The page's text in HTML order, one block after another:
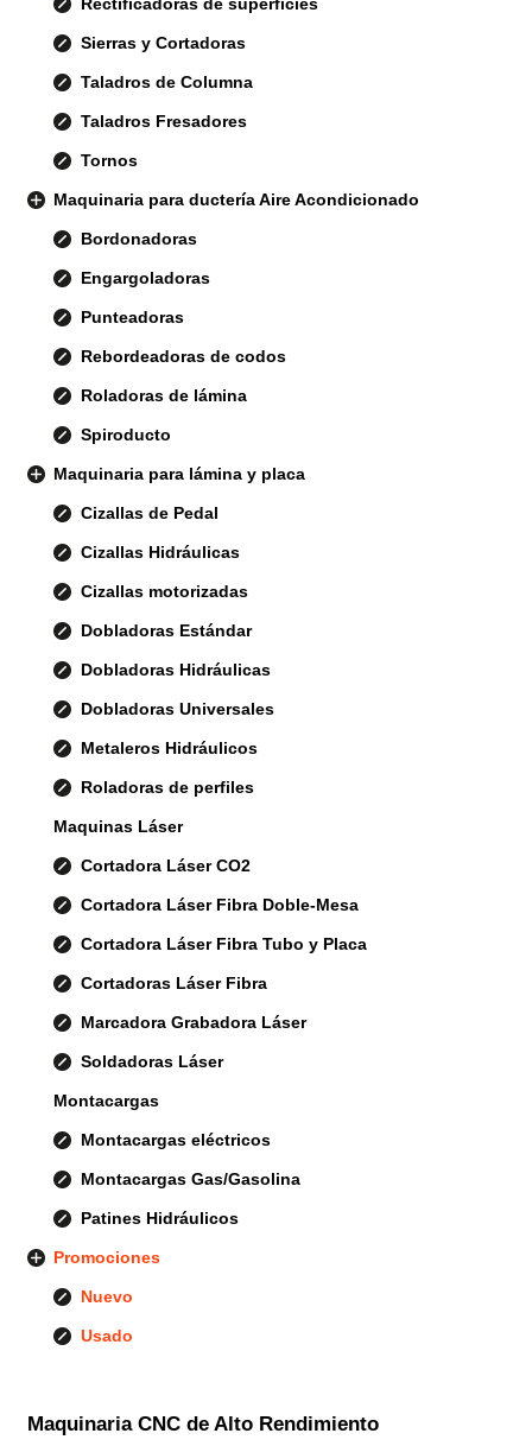
Sierras y Cortadoras
Taladros de Columna
Taladros Fresadores
Tornos
Maquinaria para ductería Aire Acondicionado
Bordonadoras
Engargoladoras
Punteadoras
Rebordeadoras de codos
Roladoras de lámina
Spiroducto
Maquinaria para lámina y placa
Cizallas de Pedal
Cizallas Hidráulicas
Cizallas motorizadas
Dobladoras Estándar
Dobladoras Hidráulicas
Dobladoras Universales
Metaleros Hidráulicos
Roladoras de perfiles
Maquinas Láser
Cortadora Láser CO2
Cortadora Láser Fibra Doble-Mesa
Cortadora Láser Fibra Tubo y Placa
Cortadoras Láser Fibra
Marcadora Grabadora Láser
Soldadoras Láser
Montacargas
Montacargas eléctricos
Montacargas Gas/Gasolina
Patines Hidráulicos
Promociones
Nuevo
Usado
Maquinaria CNC de Alto Rendimiento